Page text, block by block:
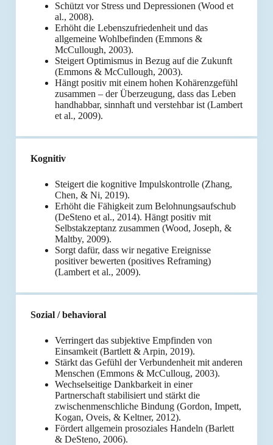
Schützt vor Stress und Depressionen (Wood et
al., 2008).
Erhöht die Lebenszufriedenheit und das
allgemeine Wohlbefinden (Emmons &
McCullough, 2003).
Steigert Optimismus in Bezug auf die Zukunft
(Emmons & McCullough, 2003).
Hängt positiv mit einem hohen Kohärenzgefühl
zusammen – der Überzeugung, dass das Leben
handhabbar, sinnhaft und verstehbar ist (Lambert
et al., 2009).
Kognitiv
Steigert die kognitive Impulskontrolle (Zhang,
Chen, & Ni, 2019).
Erhöht die Fähigkeit zum Belohnungsaufschub
(DeSteno et al., 2014). Hängt positiv mit
Selbstakzeptanz zusammen (Wood, Joseph, &
Maltby, 2009).
Sorgt dafür, dass wir negative Ereignisse
positiver bewerten (positives Reframing)
(Lambert et al., 2009).
Sozial / behavioral
Verringert das subjektive Empfinden von
Einsamkeit (Bartlett & Arpin, 2019).
Stärkt das Gefühl der Verbundenheit mit anderen
Menschen (Emmons & McCulloug, 2003).
Wechselseitige Dankbarkeit in einer
Partnerschaft stabilisiert und stärkt die
zwischenmenschliche Bindung (Gordon, Impett,
Kogan, Oveis, & Keltner, 2012).
Fördert allgemein prosoziales Handeln (Barlett
& DeSteno, 2006).